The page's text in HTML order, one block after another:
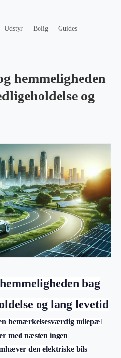
Udstyr Bolig
Guides
hemmeligheden
og
bag
og lang levetid
bemærkelsesværdig milepæl
med næsten ingen
den elektriske bils